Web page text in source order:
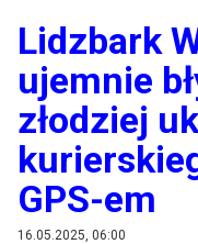
Lidzbark
ujemnie
złodziej
GPS-em
16.05.2025, 06:00